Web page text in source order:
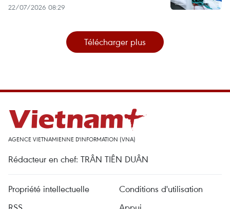
22/07/2026 08:29
Télécharger plus
AGENCE VIETNAMIENNE D'INFORMATION (VNA)
Rédacteur en chef: TRÂN TIÊN DUÂN
Propriété intellectuelle
Conditions d'utilisation